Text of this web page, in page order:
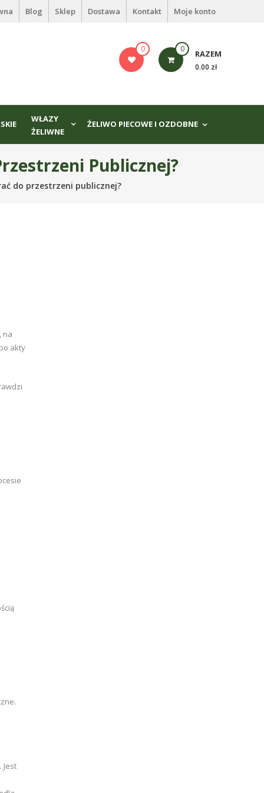
Blog Sklep Dostawa Kontakt Moje konto
0 0 RAZEM
0.00 zł
WŁAZY
ŻELIWNE
ŻELIWO PIECOWE I OZDOBNE
Publicznej?
do przestrzeni publicznej?
na
akty
Jest